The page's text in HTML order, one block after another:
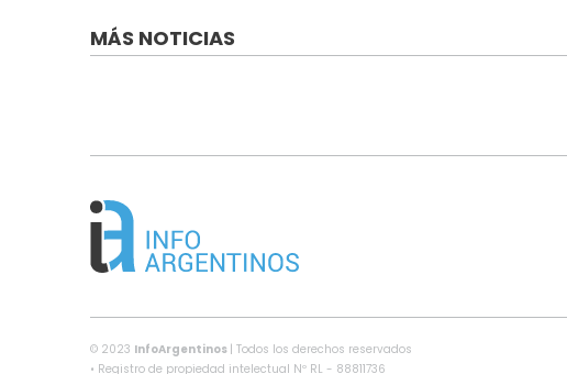
MÁS NOTICIAS
© 2023 InfoArgentinos | Todos los derechos reservados
• Registro de propiedad intelectual Nº RL - 88811736